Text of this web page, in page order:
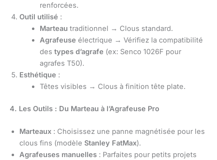
renforcées.
Outil utilisé :
Marteau traditionnel → Clous standard.
Agrafeuse électrique → Vérifiez la compatibilité
des types d’agrafe (ex: Senco 1026F pour
agrafes T50).
Esthétique :
Têtes visibles → Clous à finition tête plate.
4. Les Outils : Du Marteau à l’Agrafeuse Pro
Marteaux : Choisissez une panne magnétisée pour les
clous fins (modèle Stanley FatMax).
Agrafeuses manuelles : Parfaites pour petits projets